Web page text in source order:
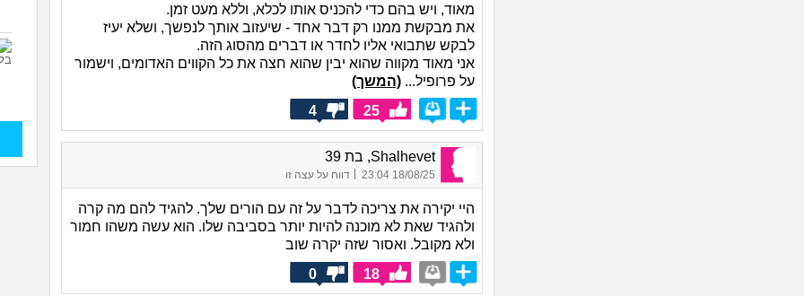
מאוד, ויש בהם כדי להכניס אותו לכלא, וללא מעט זמן.
את מבקשת ממנו רק דבר אחד - שיעזוב אותך לנפשך, ושלא יעיז
לבקש שתבואי אליו לחדר או דברים מהסוג הזה.
אני מאוד מקווה שהוא יבין שהוא חצה את כל הקווים האדומים, וישמור
על פרופיל... (המשך)
25
4
Shalhevet, בת 39
18/08/25 23:04 דווח על עצה זו
היי יקירה את צריכה לדבר על זה עם הורים שלך. להגיד להם מה קרה
ולהגיד שאת לא מוכנה להיות יותר בסביבה שלו. הוא עשה משהו חמור
ולא מקובל. ואסור שזה יקרה שוב
18
0